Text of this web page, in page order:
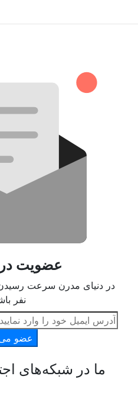
عضویت در
در دنیای مدرن سرعت
نفر
عضو
ما در شبکه‌های